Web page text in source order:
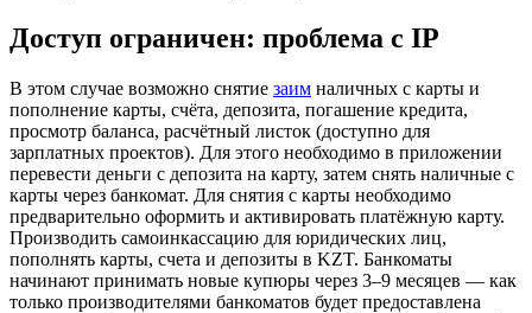
Доступ ограничен: проблема с IP
В этом случае возможно снятие заим наличных с карты и
пополнение карты, счёта, депозита, погашение кредита,
просмотр баланса, расчётный листок (доступно для
зарплатных проектов). Для этого необходимо в приложении
перевести деньги с депозита на карту, затем снять наличные с
карты через банкомат. Для снятия с карты необходимо
предварительно оформить и активировать платёжную карту.
Производить самоинкассацию для юридических лиц,
пополнять карты, счета и депозиты в KZT. Банкоматы
начинают принимать новые купюры через 3–9 месяцев — как
только производителями банкоматов будет предоставлена